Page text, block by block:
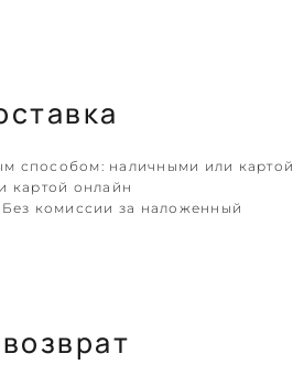
способом: наличными или
картой онлайн
Без комиссии за наложенный